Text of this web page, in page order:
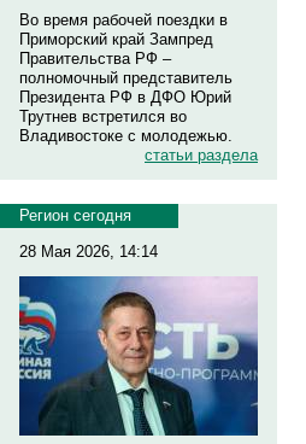
Во время рабочей поездки в
Приморский край Зампред
Правительства РФ –
полномочный представитель
Президента РФ в ДФО Юрий
Трутнев встретился во
Владивостоке с молодежью.
статьи раздела
Регион сегодня
28 Мая 2026, 14:14